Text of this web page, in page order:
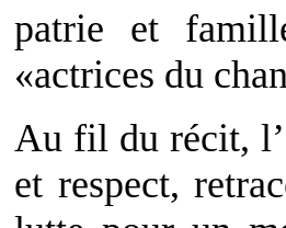
patrie et
«actrices du
Au fil du récit,
et respect,